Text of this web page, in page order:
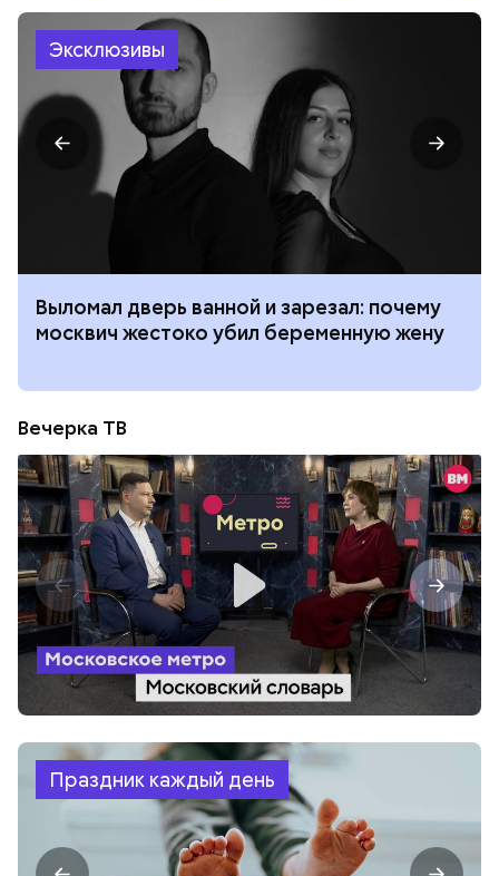
Эксклюзивы
Выломал дверь ванной и зарезал: почему
москвич жестоко убил беременную жену
Вечерка ТВ
Праздник каждый день